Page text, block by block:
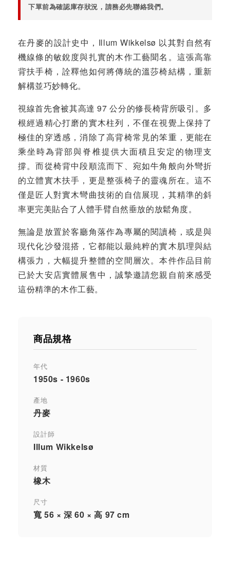
下單前為確認庫存狀況，請務必先聯絡我們。
在丹麥的設計史中，Illum Wikkelsø 以其對自然有
機線條的敏銳度與扎實的木作工藝聞名。這張高靠
背扶手椅，詮釋他如何將傳統的溫莎椅結構，重新
解構並巧妙轉化。
視線首先會被其高達 97 公分的修長椅背所吸引。多
根經過精心打磨的實木柱列，不僅在視覺上保持了
極佳的穿透感，消除了高背椅常見的笨重，更能在
乘坐時為背部與脊椎提供大面積且安定的物理支
撐。而從椅背中段順流而下、宛如牛角般向外彎折
的立體實木扶手，更是整張椅子的靈魂所在。這不
僅是匠人對實木彎曲技術的自信展現，其精準的斜
率更完美貼合了人體手臂自然垂放的放鬆角度。
無論是放置於客廳角落作為專屬的閱讀椅，或是與
現代化沙發混搭，它都能以最純粹的實木肌理與結
構張力，大幅提升整體的空間層次。本件作品目前
已於大安店實體展售中，誠摯邀請您親自前來感受
這份精準的木作工藝。
商品規格
年代
1950s - 1960s
產地
丹麥
設計師
Illum Wikkelsø
材質
橡木
尺寸
寬 56 × 深 60 × 高 97 cm